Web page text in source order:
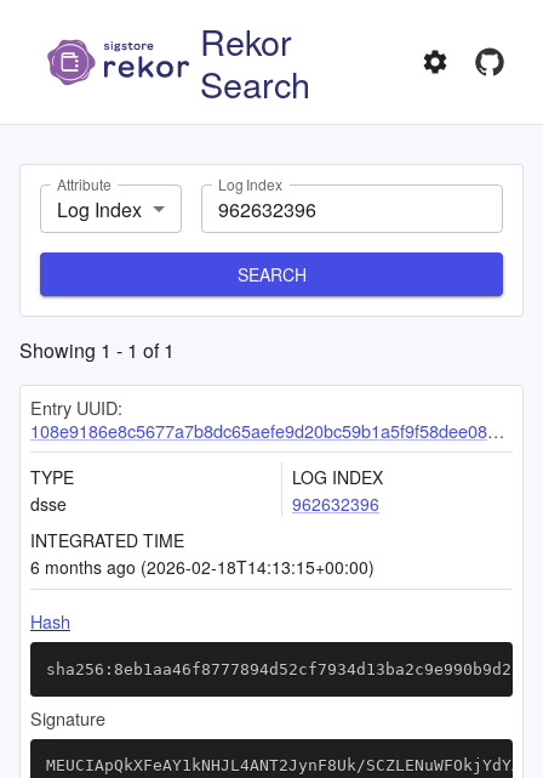
Rekor
Search
Attribute
Log Index
Log Index
SEARCH
Showing 1 - 1 of1
Entry UUID:
108e9186e8c5677a7b8dc65aefe9d20bc59b1a5f9f58dee08396967f3e6ff4f9c2f348f6be77cd64
TYPE
dsse
LOG INDEX
962632396
INTEGRATED TIME
6 months ago (2026-02-18T14:13:15+00:00)
Hash
Signature
MEUCIApQkXFeAY1kNHJL4ANT2JynF8Uk/